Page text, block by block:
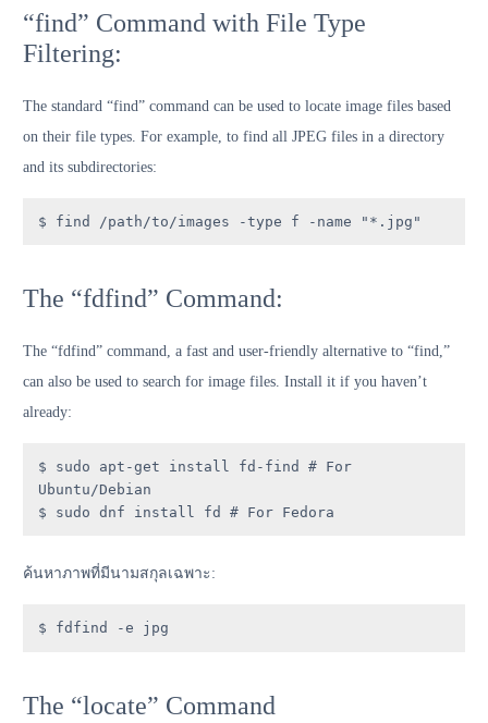
“find” Command with File Type
Filtering:
The standard “find” command can be used to locate image files based
on their file types. For example, to find all JPEG files in a directory
and its subdirectories:
$ find /path/to/images -type f -name "*.jpg"
The “fdfind” Command:
The “fdfind” command, a fast and user-friendly alternative to “find,”
can also be used to search for image files. Install it if you haven’t
already:
$ sudo apt-get install fd-find # For
Ubuntu/Debian
$ sudo dnf install fd # For Fedora
ค้นหาภาพที่มีนามสกุลเฉพาะ:
$ fdfind -e jpg
The “locate” Command